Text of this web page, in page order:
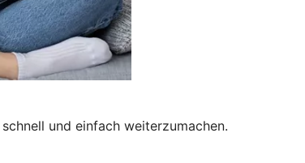
und einfach weiterzumachen.